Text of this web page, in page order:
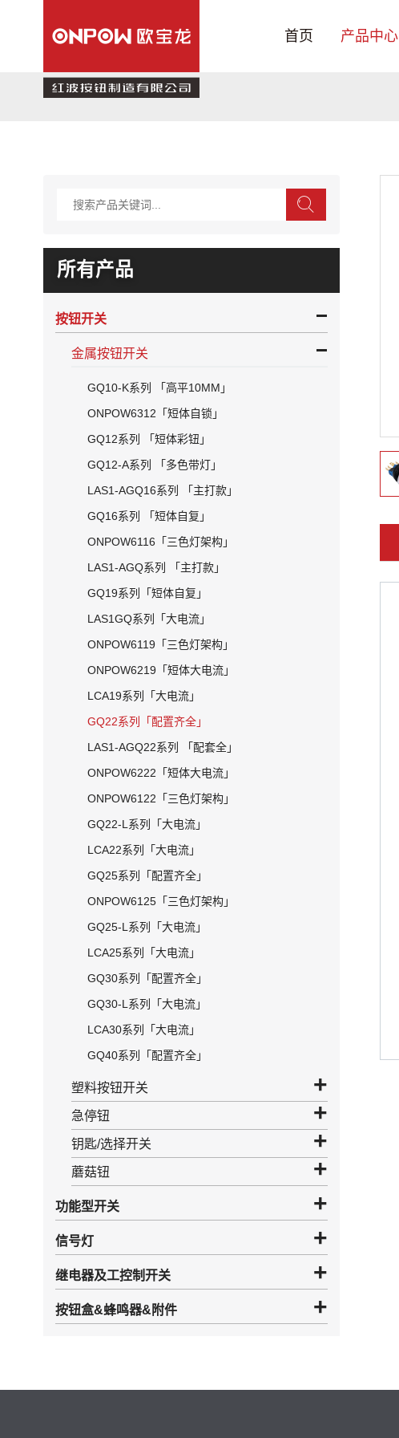
首页 产品中心
新闻中心
联系我们
所有产品
按钮开关
金属按钮开关
GQ10-K系列 「高平10MM」
ONPOW6312「短体自锁」
GQ12系列 「短体彩钮」
GQ12-A系列 「多色带灯」
LAS1-AGQ16系列 「主打款」
GQ16系列 「短体自复」
ONPOW6116「三色灯架构」
LAS1-AGQ系列 「主打款」
GQ19系列「短体自复」
LAS1GQ系列「大电流」
ONPOW6119「三色灯架构」
ONPOW6219「短体大电流」
LCA19系列「大电流」
GQ22系列「配置齐全」
LAS1-AGQ22系列 「配套全」
ONPOW6222「短体大电流」
ONPOW6122「三色灯架构」
GQ22-L系列「大电流」
LCA22系列「大电流」
GQ25系列「配置齐全」
ONPOW6125「三色灯架构」
GQ25-L系列「大电流」
LCA25系列「大电流」
GQ30系列「配置齐全」
GQ30-L系列「大电流」
LCA30系列「大电流」
GQ40系列「配置齐全」
塑料按钮开关
急停钮
钥匙/选择开关
蘑菇钮
功能型开关
信号灯
继电器及工控制开关
按钮盒&蜂鸣器&附件